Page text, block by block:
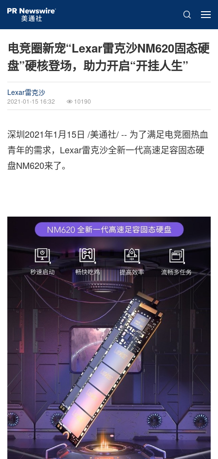
电竞圈新宠“Lexar雷克沙NM620固态硬
盘”硬核登场，助力开启“开挂人生”
Lexar雷克沙
2021-01-15 16:32 10190
深圳2021年1月15日 /美通社/ -- 为了满足电竞圈热血
青年的需求，Lexar雷克沙全新一代高速足容固态硬
盘NM620来了。